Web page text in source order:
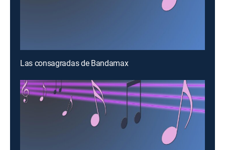
Las consagradas de Bandamax